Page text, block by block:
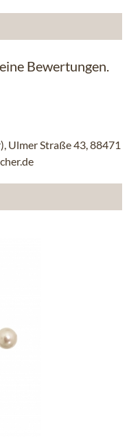
Bewertungen.
Ulmer Straße 43, 88471